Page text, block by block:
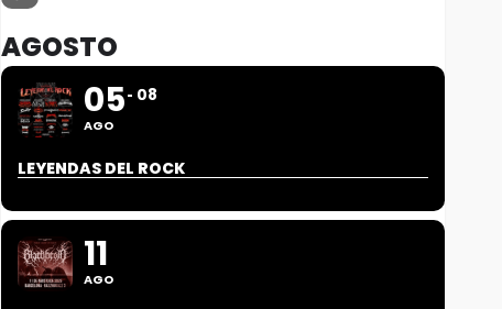
AGOSTO
05
AGO
08
LEYENDAS DEL ROCK
11
AGO